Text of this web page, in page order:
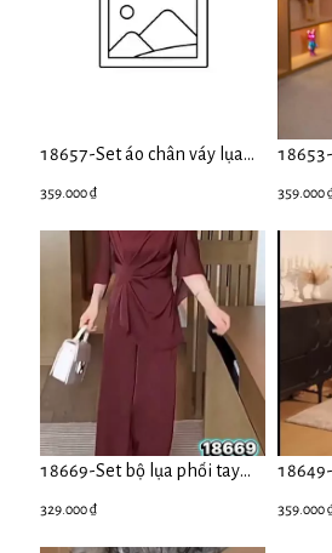
18657-Set áo chân váy lụa
màu da ( lụa nha xá, lót)
359.000 ₫
cut
359.000
18669-Set bộ lụa phối tay
voan đỏ đô ( lụa ,voan)
329.000 ₫
hoa
359.000